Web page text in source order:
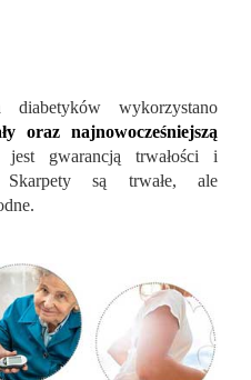
wykorzystano
oraz najnowocześniejszą
gwarancją trwałości i
Skarpety są trwałe, ale